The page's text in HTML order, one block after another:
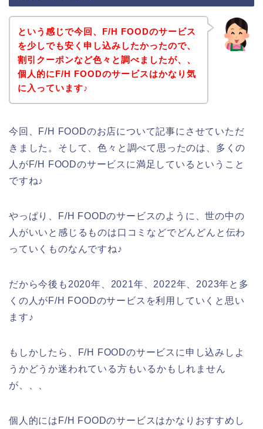
という感じで今回、F/H FOODのサービス
を少しでも安く申し込みしたかったので、
割引クーポンなど色々と調べましたが、、
個人的にF/H FOODのサービスはかなり気
に入っています♪
今回、F/H FOODのお店について記事にさせていただ
きました。そして、色々と調べて思ったのは、多くの
人がF/H FOODのサービスに満足しているということ
ですね♪
やっぱり、F/H FOODのサービスのように、世の中の
人がいいと感じるものは口コミなどでどんどんと伝わ
っていくものなんですね♪
だから今後も2020年、2021年、2022年、2023年と多
くの人がF/H FOODのサービスを利用していくと思い
ます♪
もしかしたら、F/H FOODのサービスに申し込みしよ
うかどうか迷われている方もいるかもしれません
が、、、
個人的にはF/H FOODのサービスはかなりおすすめし